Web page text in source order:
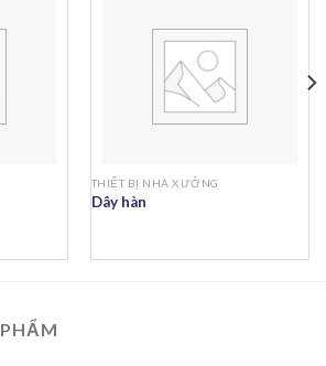
THIẾT BỊ NHÀ XƯỞNG
Dây hàn